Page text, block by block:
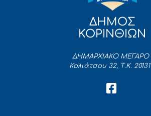
ΔΗΜΟΣ
ΚΟΡΙΝΘΙΩΝ
ΔΗΜΑΡΧΙΑΚΟ ΜΕΓΑΡΟ
Κολιάτσου 32, Τ.Κ. 20131